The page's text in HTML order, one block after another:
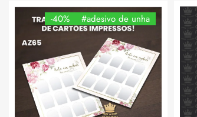
-40% #adesivo de unha